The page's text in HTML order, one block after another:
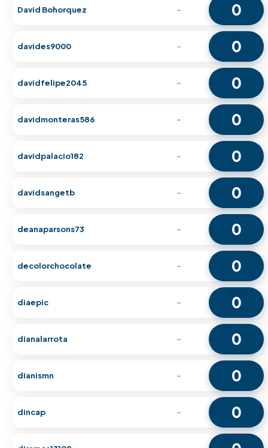
David Bohorquez - 0
davides9000 - 0
davidfelipe2045 - 0
davidmonteras586 - 0
davidpalacio182 - 0
davidsangetb - 0
deanaparsons73 - 0
decolorchocolate - 0
diaepic - 0
dianalarrota - 0
dianismn - 0
dincap - 0